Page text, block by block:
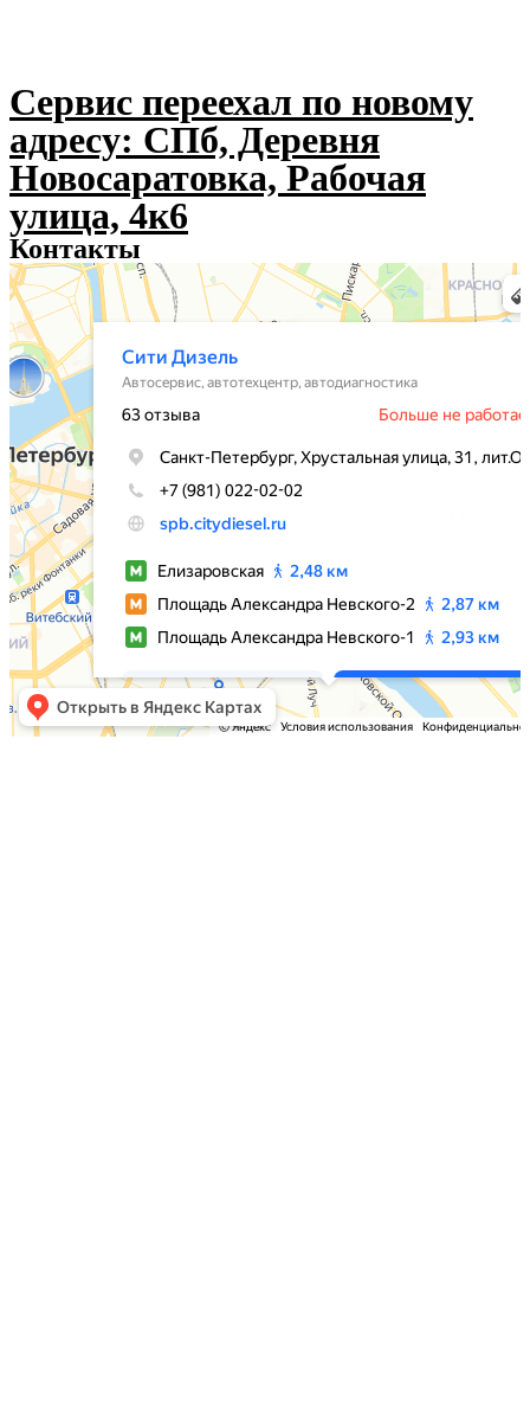
Сервис переехал по новому
адресу: СПб, Деревня
Новосаратовка, Рабочая
улица, 4к6
Контакты